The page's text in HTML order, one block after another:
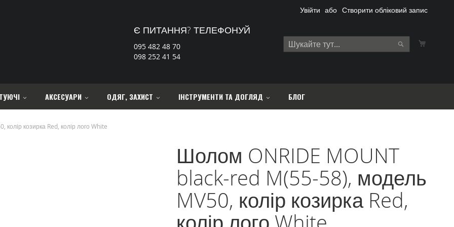
Увійти Створити обліковий запис
Search
Є ПИТАННЯ? ТЕЛЕФОНУЙ
095 482 48 70
098 252 41 54
АКСЕСУАРИ ОДЯГ, ЗАХИСТ ІНСТРУМЕНТИ ТА ДОГЛЯД БЛОГ
козирка Red, колір лого White
Шолом ONRIDE MOUNT
black-red M(55-58), модель
MV50, колір козирка Red,